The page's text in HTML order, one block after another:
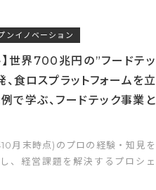
ンイノベーション
】世界700兆円の”フードテッ
食ロスプラットフォームを立
で学ぶ、フードテック事業と
末時点)のプロの経験・知見を
、経営課題を解決するプロシェ